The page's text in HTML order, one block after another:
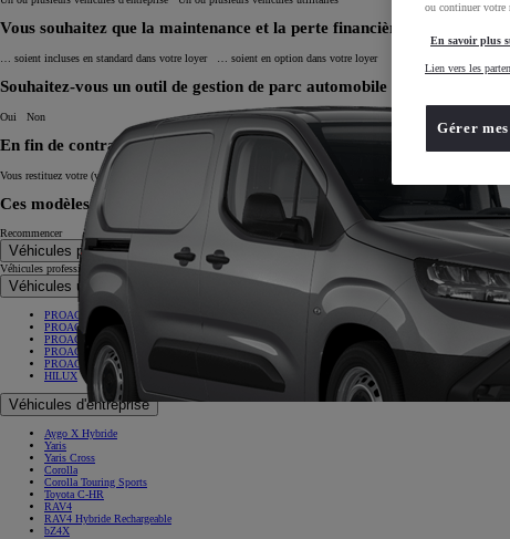
Vous souhaitez que la maintenance et la perte financière...
… soient incluses en standard dans votre loyer … soient en option dans votre loyer
Souhaitez-vous un outil de gestion de parc automobile inclus dans
Oui Non
En fin de contrat,
Vous restituez votre (vos) véhicule(s) et repartez avec une (des) voiture(s) neuve(s)
Ces modèles sont faits pour vous !
Recommencer
Véhicules professionnels
Véhicules professionnels
Véhicules utilitaires
PROACE CITY
PROACE
PROACE MAX
PROACE MAX BENNE/PLATEAU
PROACE MAX CHASSIS/PLANCHER
HILUX
Véhicules d'entreprise
Aygo X Hybride
Yaris
Yaris Cross
Corolla
Corolla Touring Sports
Toyota C-HR
RAV4
RAV4 Hybride Rechargeable
bZ4X
ou continuer votre
En savoir plus
Lien vers les
Gérer